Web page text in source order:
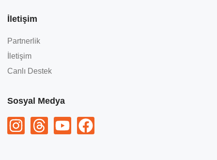
İletişim
Partnerlik
İletişim
Canlı Destek
Sosyal Medya